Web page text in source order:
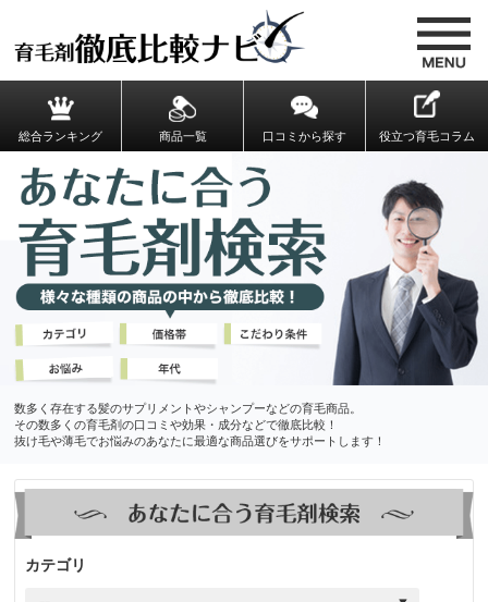
総合ランキング 商品一覧 口コミから探す 役立つ育毛コラム
数多く存在する髪のサプリメントやシャンプーなどの育毛商品。
その数多くの育毛剤の口コミや効果・成分などで徹底比較！
抜け毛や薄毛でお悩みのあなたに最適な商品選びをサポートします！
カテゴリ